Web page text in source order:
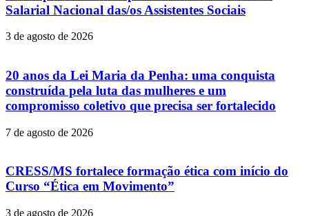
Salarial Nacional das/os Assistentes Sociais
3 de agosto de 2026
20 anos da Lei Maria da Penha: uma conquista
construída pela luta das mulheres e um
compromisso coletivo que precisa ser fortalecido
7 de agosto de 2026
CRESS/MS fortalece formação ética com início do
Curso “Ética em Movimento”
3 de agosto de 2026